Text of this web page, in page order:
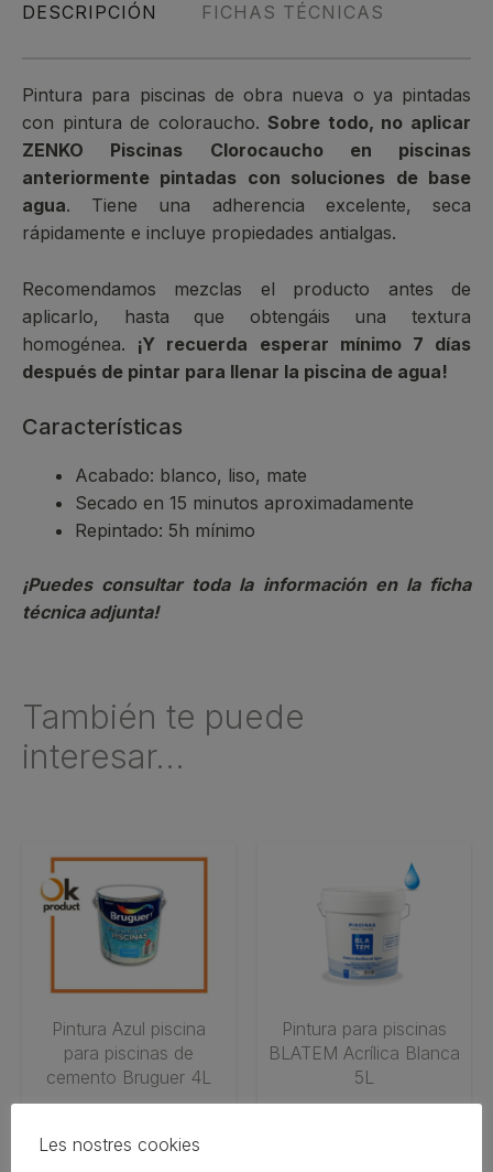
DESCRIPCIÓN FICHAS TÉCNICAS
Pintura para piscinas de obra nueva o ya pintadas
con pintura de coloraucho.Sobre todo, no aplicar
ZENKO Piscinas Clorocaucho en piscinas
anteriormente pintadas con soluciones de base
agua. Tiene una adherencia excelente, seca
rápidamente e incluye propiedades antialgas.
Recomendamos mezclas el producto antes de
aplicarlo, hasta que obtengáis una textura
homogénea. ¡Y recuerda esperar mínimo 7 días
después de pintar para llenar la piscina de agua!
Características
Acabado: blanco, liso, mate
Secado en 15 minutos aproximadamente
Repintado: 5h mínimo
¡Puedes consultar toda la información en la ficha
técnica adjunta!
También te puede
interesar...
Pintura Azul piscina
para piscinas de
cemento Bruguer 4L
35,90
Pintura para piscinas
BLATEM Acrílica Blanca
5L
Les nostres cookies